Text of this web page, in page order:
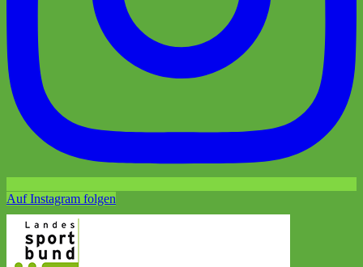
Auf Instagram folgen